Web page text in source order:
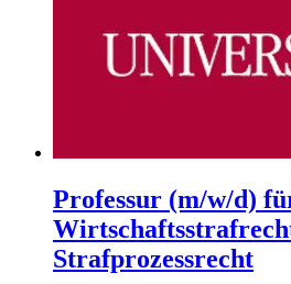
Professur (m/w/d)
Strafprozessrecht